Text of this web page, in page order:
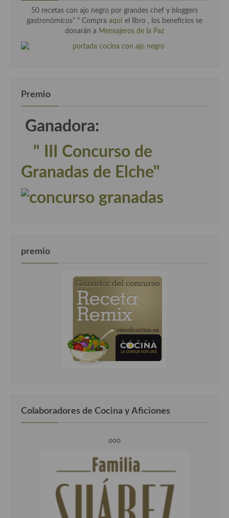
50 recetas con ajo negro por grandes chef y bloggers
gastronómicos" " Compra aquí el libro , los beneficios se
donarán a Mensajeros de la Paz
Premio
Ganadora:
" III Concurso de
Granadas de Elche"
premio
Colaboradores de Cocina y Aficiones
ooo